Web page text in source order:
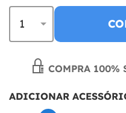
COMPRA 100%
ADICIONAR